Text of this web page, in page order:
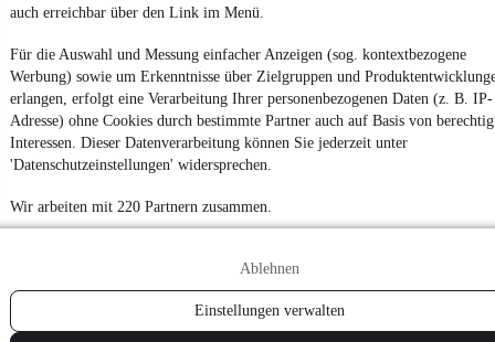
auch erreichbar über den Link im Menü.
Für die Auswahl und Messung einfacher Anzeigen (sog. kontextbezogene
Werbung) sowie um Erkenntnisse über Zielgruppen und
erlangen, erfolgt eine Verarbeitung Ihrer personenbezogenen Daten (z. B. IP-
Adresse) ohne Cookies durch bestimmte Partner auch auf Basis von
Interessen. Dieser Datenverarbeitung können Sie jederzeit unter
'Datenschutzeinstellungen' widersprechen.
Wir arbeiten mit 220 Partnern zusammen.
Ablehnen
Einstellungen verwalten